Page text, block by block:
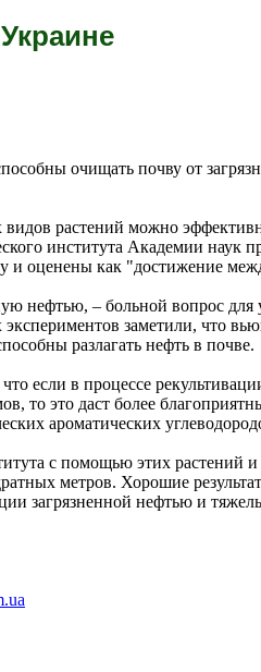
очищать почву от
растений можно
института Академии
и оценены как "достижение
нефтью, – больной вопрос
экспериментов заметили, что
разлагать нефть в почве.
если в процессе
то это даст более
ароматических
с помощью этих растений
метров. Хорошие
загрязненной нефтью и